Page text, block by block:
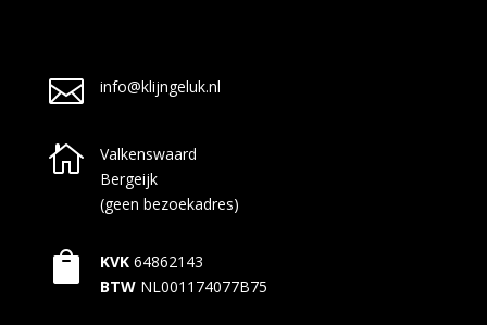
 info@klijngeluk.nl

Valkenswaard
Bergeijk
(geen bezoekadres)
 KVK 64862143
BTW NL001174077B75